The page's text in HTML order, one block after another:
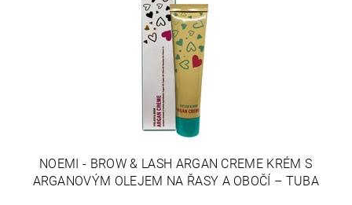
NOEMI - BROW & LASH ARGAN CREME KRÉM S
ARGANOVÝM OLEJEM NA ŘASY A OBOČÍ – TUBA